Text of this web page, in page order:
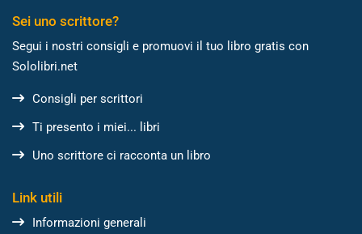
Sei uno scrittore?
Segui i nostri consigli e promuovi il tuo libro gratis con
Sololibri.net
Consigli per scrittori
Ti presento i miei... libri
Uno scrittore ci racconta un libro
Link utili
Informazioni generali